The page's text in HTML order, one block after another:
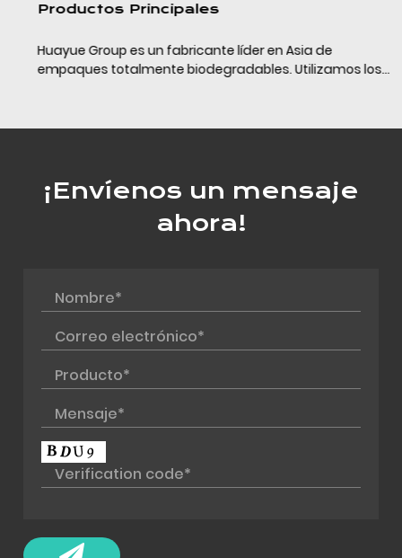
Productos Principales
Huayue Group es un fabricante líder en Asia de
empaques totalmente biodegradables. Utilizamos los
la tecn...
¡Envíenos un mensaje
ahora!